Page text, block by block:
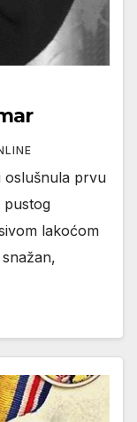
oslušnula prvu
pustog
lakoćom